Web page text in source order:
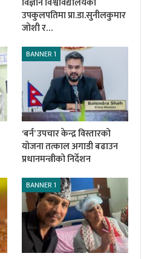
उपकुलपतिमा प्रा.डा.सुनीलकुमार
जोशी र…
BANNER 1
‘बर्न’ उपचार केन्द्र विस्तारको
योजना तत्काल अगाडी बढाउन
प्रधानमन्त्रीको निर्देशन
BANNER 1